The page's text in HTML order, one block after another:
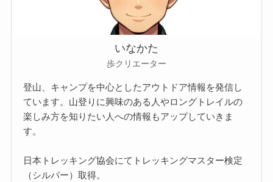
いなかた
歩クリエーター
登山、キャンプを中心としたアウトドア情報を発信し
ています。山登りに興味のある人やロングトレイルの
楽しみ方を知りたい人への情報もアップしていきま
す。
日本トレッキング協会にてトレッキングマスター検定
（シルバー）取得。